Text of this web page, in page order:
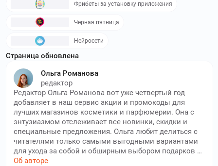
Фрибеты за установку приложения
Черная пятница
Нейросети
Страница обновлена
Ольга Романова
редактор
Редактор Ольга Романова вот уже четвертый год
добавляет в наш сервис акции и промокоды для
лучших магазинов косметики и парфюмерии. Она с
энтузиазмом отслеживает все новинки, скидки и
специальные предложения. Ольга любит делиться с
читателями только самыми выгодными вариантами
для ухода за собой и обширным выбором подарков к
заказам. Наш опытный автор тщательно проверяет
Об авторе